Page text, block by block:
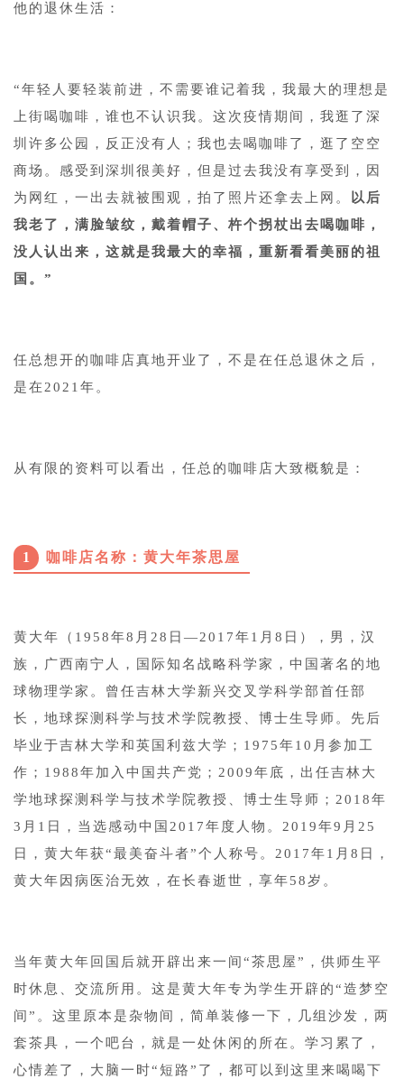
他的退休生活：
“年轻人要轻装前进，不需要谁记着我，我最大的理想是
上街喝咖啡，谁也不认识我。这次疫情期间，我逛了深
圳许多公园，反正没有人；我也去喝咖啡了，逛了空空
商场。感受到深圳很美好，但是过去我没有享受到，因
为网红，一出去就被围观，拍了照片还拿去上网。 以后
我老了，满脸皱纹，戴着帽子、杵个拐杖出去喝咖啡，
没人认出来，这就是我最大的幸福，重新看看美丽的祖
国。”
任总想开的咖啡店真地开业了，不是在任总退休之后，
是在2021年。
从有限的资料可以看出，任总的咖啡店大致概貌是：
1 咖啡店名称：黄大年茶思屋
黄大年（1958年8月28日—2017年1月8日），男，汉
族，广西南宁人，国际知名战略科学家，中国著名的地
球物理学家。曾任吉林大学新兴交叉学科学部首任部
长，地球探测科学与技术学院教授、博士生导师。先后
毕业于吉林大学和英国利兹大学；1975年10月参加工
作；1988年加入中国共产党；2009年底，出任吉林大
学地球探测科学与技术学院教授、博士生导师；2018年
3月1日，当选感动中国2017年度人物。2019年9月25
日，黄大年获“最美奋斗者”个人称号。2017年1月8日，
黄大年因病医治无效，在长春逝世，享年58岁。
当年黄大年回国后就开辟出来一间“茶思屋”，供师生平
时休息、交流所用。这是黄大年专为学生开辟的“造梦空
间”。这里原本是杂物间，简单装修一下，几组沙发，两
套茶具，一个吧台，就是一处休闲的所在。学习累了，
心情差了，大脑一时“短路”了，都可以到这里来喝喝下